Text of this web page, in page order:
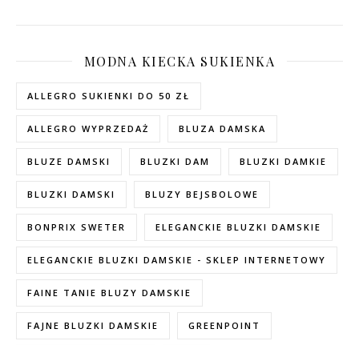
MODNA KIECKA SUKIENKA
ALLEGRO SUKIENKI DO 50 ZŁ
ALLEGRO WYPRZEDAŻ BLUZA DAMSKA
BLUZE DAMSKI BLUZKI DAM BLUZKI DAMKIE
BLUZKI DAMSKI BLUZY BEJSBOLOWE
BONPRIX SWETER ELEGANCKIE BLUZKI DAMSKIE
ELEGANCKIE BLUZKI DAMSKIE - SKLEP INTERNETOWY
FAINE TANIE BLUZY DAMSKIE
FAJNE BLUZKI DAMSKIE GREENPOINT